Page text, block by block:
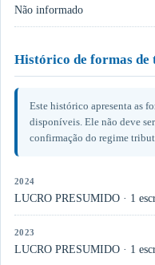
Não informado
Histórico de formas de
Este histórico apresenta as
disponíveis. Ele não deve
confirmação do regime
2024
LUCRO PRESUMIDO · 1
2023
LUCRO PRESUMIDO · 1